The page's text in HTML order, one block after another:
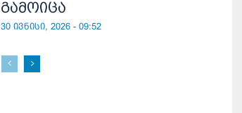
გამოიცა
30 ივნისი, 2026 - 09:52